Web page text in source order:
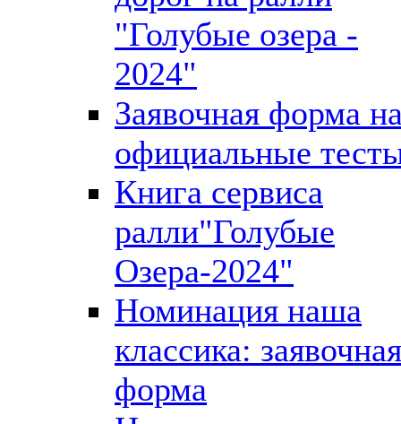
"Голубые озера -
2024"
Заявочная форма
официальные
Книга сервиса
ралли"Голубые
Озера-2024"
Номинация наша
классика: заявочная
форма